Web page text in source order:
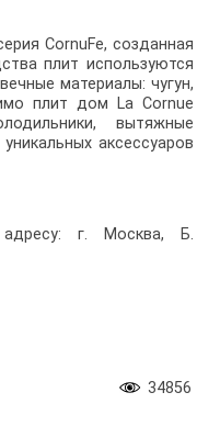
CornuFe, созданная
плит используются
материалы: чугун,
плит дом La Cornue
вытяжные
аксессуаров
г. Москва, Б.
34856